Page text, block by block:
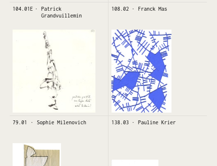
104.01E
Patrick
Grandvuillemin
108.02 Franck Mas
79.01 Sophie Milenovich 138.03 Pauline Krier